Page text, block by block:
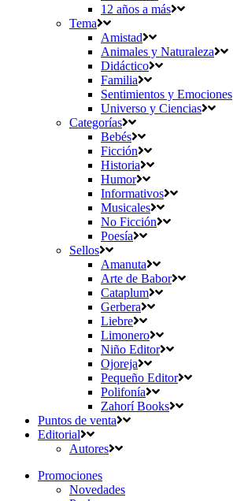
12 años a más
Tema
Amistad
Animales y Naturaleza
Didáctico
Familia
Sentimientos y Emociones
Universo y Ciencias
Categorías
Bebés
Ficción
Historia
Humor
Informativos
Musicales
No Ficción
Poesía
Sellos
Amanuta
Arte de Babor
Cataplum
Gerbera
Liebre
Limonero
Niño Editor
Ojoreja
Pequeño Editor
Polifonía
Zahorí Books
Puntos de venta
Editorial
Autores
Promociones
Novedades